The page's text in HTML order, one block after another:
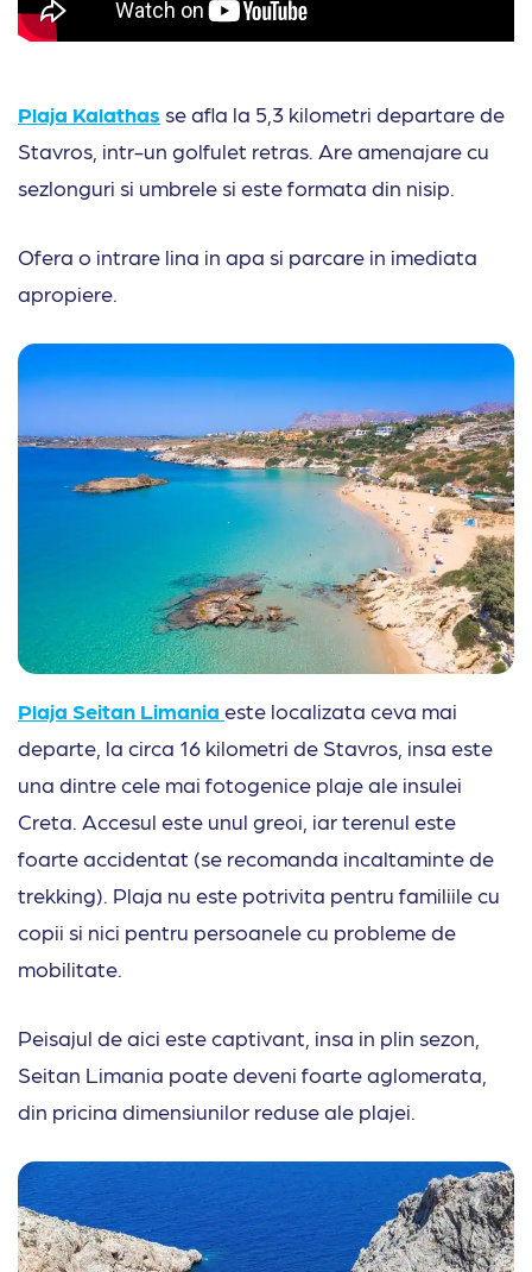
Plaja Kalathas se afla la 5,3 kilometri departare de
Stavros, intr-un golfulet retras. Are amenajare cu
sezlonguri si umbrele si este formata din nisip.
Ofera o intrare lina in apa si parcare in imediata
apropiere.
Plaja Seitan Limania este localizata ceva mai
departe, la circa 16 kilometri de Stavros, insa este
una dintre cele mai fotogenice plaje ale insulei
Creta. Accesul este unul greoi, iar terenul este
foarte accidentat (se recomanda incaltaminte de
trekking). Plaja nu este potrivita pentru familiile cu
copii si nici pentru persoanele cu probleme de
mobilitate.
Peisajul de aici este captivant, insa in plin sezon,
Seitan Limania poate deveni foarte aglomerata,
din pricina dimensiunilor reduse ale plajei.